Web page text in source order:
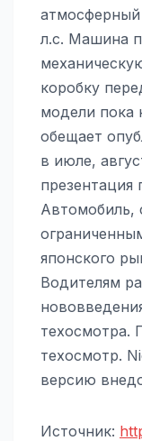
л.с. Машина
коробку
модели пока
обещает
в июле,
презентация
Автомобиль,
японского
Водителям
техосмотра.
техосмотр.
версию
Источник: